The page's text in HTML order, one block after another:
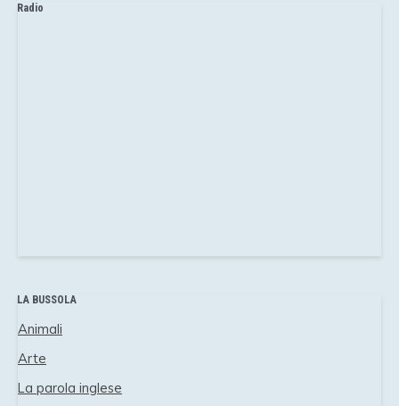
Radio
LA BUSSOLA
Animali
Arte
La parola inglese